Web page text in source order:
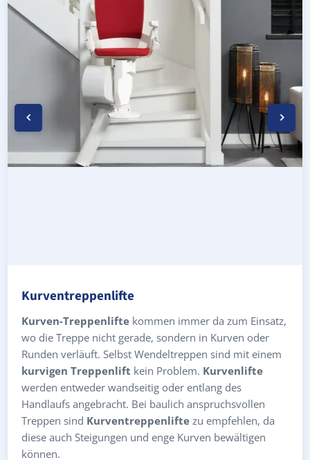
Kurventreppenlifte
Kurven-Treppenlifte kommen immer da zum Einsatz,
wo die Treppe nicht gerade, sondern in Kurven oder
Runden verläuft. Selbst Wendeltreppen sind mit einem
kurvigen Treppenlift kein Problem. Kurvenlifte
werden entweder wandseitig oder entlang des
Handlaufs angebracht. Bei baulich anspruchsvollen
Treppen sind Kurventreppenlifte zu empfehlen, da
diese auch Steigungen und enge Kurven bewältigen
können.